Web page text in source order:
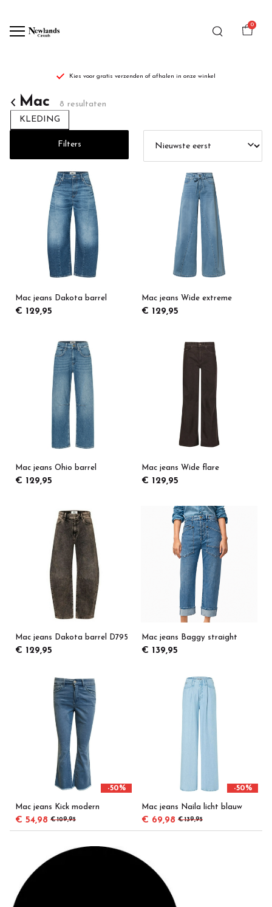
0
Kies voor gratis verzenden of afhalen in onze winkel
Mac
Newlands
Casuals
Mac
8 resultaten
KLEDING
Filters
Mac jeans Dakota barrel
€ 129,95
Mac jeans Wide extreme
€ 129,95
Mac jeans Ohio barrel
€ 129,95
Mac jeans Wide flare
€ 129,95
Mac jeans Dakota barrel D795
€ 129,95
Mac jeans Baggy straight
€ 139,95
-50%
Mac jeans Kick modern
€ 54,98 € 109,95
-50%
Mac jeans Naila licht blauw
€ 69,98 € 139,95